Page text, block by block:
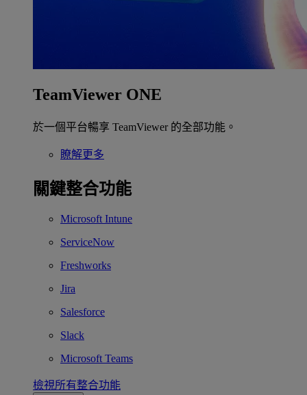
TeamViewer ONE
於一個平台暢享 TeamViewer 的全部功能。
瞭解更多
關鍵整合功能
Microsoft Intune
ServiceNow
Freshworks
Jira
Salesforce
Slack
Microsoft Teams
檢視所有整合功能